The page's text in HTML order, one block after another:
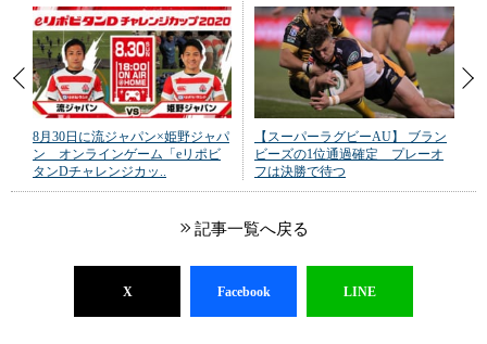
8月30日に流ジャパン×姫野ジャパ
ン オンラインゲーム「eリポビ
タンDチャレンジカッ..
【スーパーラグビーAU】 ブラン
ビーズの1位通過確定 プレーオ
フは決勝で待つ
記事一覧へ戻る
X Facebook LINE